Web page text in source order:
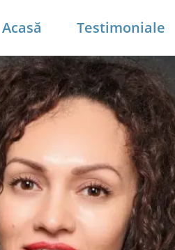
Acasă Testimoniale